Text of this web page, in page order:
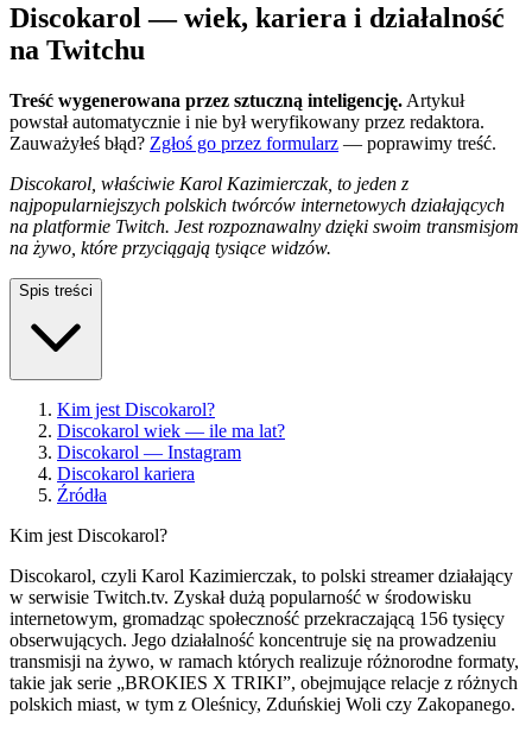
Discokarol — wiek, kariera i działalność
na Twitchu
Treść wygenerowana przez sztuczną inteligencję. Artykuł
powstał automatycznie i nie był weryfikowany przez redaktora.
Zauważyłeś błąd? Zgłoś go przez formularz — poprawimy treść.
Discokarol, właściwie Karol Kazimierczak, to jeden z
najpopularniejszych polskich twórców internetowych działających
na platformie Twitch. Jest rozpoznawalny dzięki swoim transmisjom
na żywo, które przyciągają tysiące widzów.
Spis treści
Kim jest Discokarol?
Discokarol wiek — ile ma lat?
Discokarol — Instagram
Discokarol kariera
Źródła
Kim jest Discokarol?
Discokarol, czyli Karol Kazimierczak, to polski streamer działający
w serwisie Twitch.tv. Zyskał dużą popularność w środowisku
internetowym, gromadząc społeczność przekraczającą 156 tysięcy
obserwujących. Jego działalność koncentruje się na prowadzeniu
transmisji na żywo, w ramach których realizuje różnorodne formaty,
takie jak serie „BROKIES X TRIKI”, obejmujące relacje z różnych
polskich miast, w tym z Oleśnicy, Zduńskiej Woli czy Zakopanego.